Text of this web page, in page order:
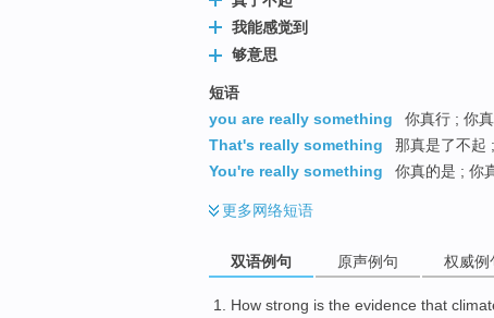
我能感觉到
够意思
短语
you are really something
你真行 ; 你
That's really something
那真是了不起
You're really something
你真的是 ; 你
更多网络短语
双语例句 原声例句 权威例
How strong is the evidence that